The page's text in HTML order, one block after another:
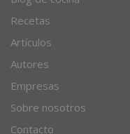
Recetas
Artículos
Autores
Empresas
Sobre nosotros
Contacto